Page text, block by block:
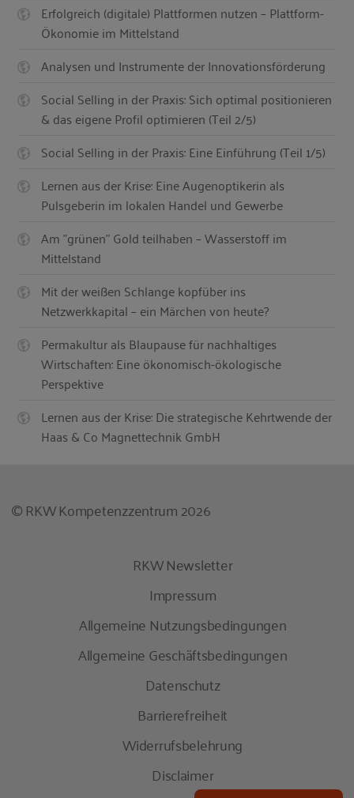
Erfolgreich (digitale) Plattformen nutzen – Plattform-
Ökonomie im Mittelstand
Analysen und Instrumente der Innovationsförderung
Social Selling in der Praxis: Sich optimal positionieren
& das eigene Profil optimieren (Teil 2/5)
Social Selling in der Praxis: Eine Einführung (Teil 1/5)
Lernen aus der Krise: Eine Augenoptikerin als
Pulsgeberin im lokalen Handel und Gewerbe
Am "grünen" Gold teilhaben – Wasserstoff im
Mittelstand
Mit der weißen Schlange kopfüber ins
Netzwerkkapital – ein Märchen von heute?
Permakultur als Blaupause für nachhaltiges
Wirtschaften: Eine ökonomisch-ökologische
Perspektive
Lernen aus der Krise: Die strategische Kehrtwende der
Haas & Co Magnettechnik GmbH
© RKW Kompetenzzentrum 2026
RKW Newsletter
Impressum
Allgemeine Nutzungsbedingungen
Allgemeine Geschäftsbedingungen
Datenschutz
Barrierefreiheit
Widerrufsbelehrung
Disclaimer